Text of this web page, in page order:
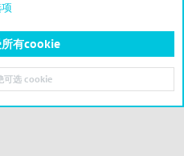
顶部 底部
有cookie
可选 cookie